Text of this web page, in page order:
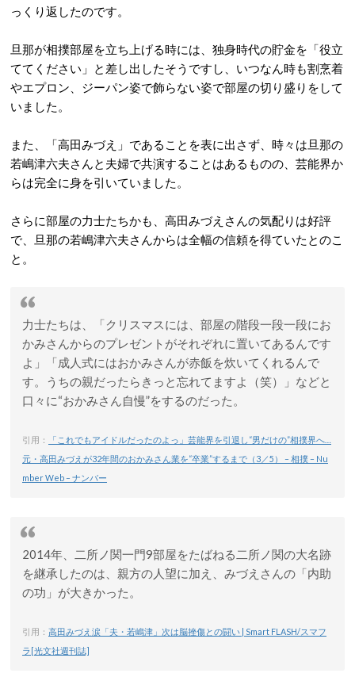
っくり返したのです。
旦那が相撲部屋を立ち上げる時には、独身時代の貯金を「役立
ててください」と差し出したそうですし、いつなん時も割烹着
やエプロン、ジーパン姿で飾らない姿で部屋の切り盛りをして
いました。
また、「高田みづえ」であることを表に出さず、時々は旦那の
若嶋津六夫さんと夫婦で共演することはあるものの、芸能界か
らは完全に身を引いていました。
さらに部屋の力士たちかも、高田みづえさんの気配りは好評
で、旦那の若嶋津六夫さんからは全幅の信頼を得ていたとのこ
と。
力士たちは、「クリスマスには、部屋の階段一段一段にお
かみさんからのプレゼントがそれぞれに置いてあるんです
よ」「成人式にはおかみさんが赤飯を炊いてくれるんで
す。うちの親だったらきっと忘れてますよ（笑）」などと
口々に“おかみさん自慢”をするのだった。
引用：
「これでもアイドルだったのよっ」芸能界を引退し“男だけの”相撲界へ…
元・高田みづえが32年間のおかみさん業を“卒業”するまで（3／5） – 相撲 – Nu
mber Web – ナンバー
2014年、二所ノ関一門9部屋をたばねる二所ノ関の大名跡
を継承したのは、親方の人望に加え、みづえさんの「内助
の功」が大きかった。
引用： 高田みづえ涙「夫・若嶋津」次は脳挫傷との闘い | Smart FLASH/スマフ
ラ[光文社週刊誌]